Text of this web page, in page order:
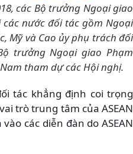
các Bộ trưởng Ngoại giao
các nước đối tác gồm Ngoại
Mỹ và Cao ủy phụ trách đối
trưởng Ngoại giao Phạm
tham dự các Hội nghị.
tác khẳng định coi trọng
trò trung tâm của ASEAN
các diễn đàn do ASEAN